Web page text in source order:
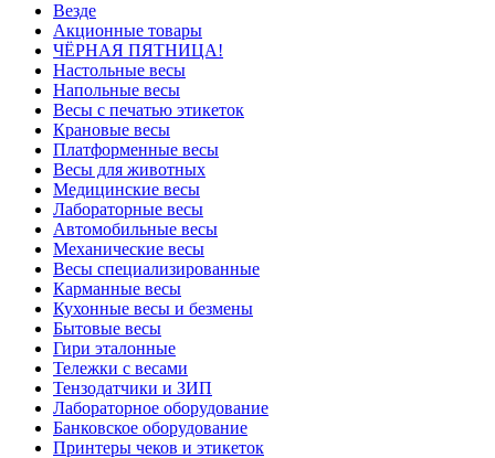
Везде
Акционные товары
ЧЁРНАЯ ПЯТНИЦА!
Настольные весы
Напольные весы
Весы с печатью этикеток
Крановые весы
Платформенные весы
Весы для животных
Медицинские весы
Лабораторные весы
Автомобильные весы
Механические весы
Весы специализированные
Карманные весы
Кухонные весы и безмены
Бытовые весы
Гири эталонные
Тележки с весами
Тензодатчики и ЗИП
Лабораторное оборудование
Банковское оборудование
Принтеры чеков и этикеток